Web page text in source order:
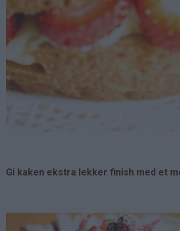
Gi kaken ekstra lekker finish med et